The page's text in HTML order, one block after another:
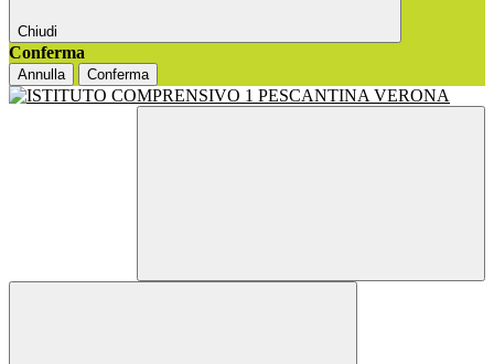
Chiudi
Conferma
Annulla Conferma